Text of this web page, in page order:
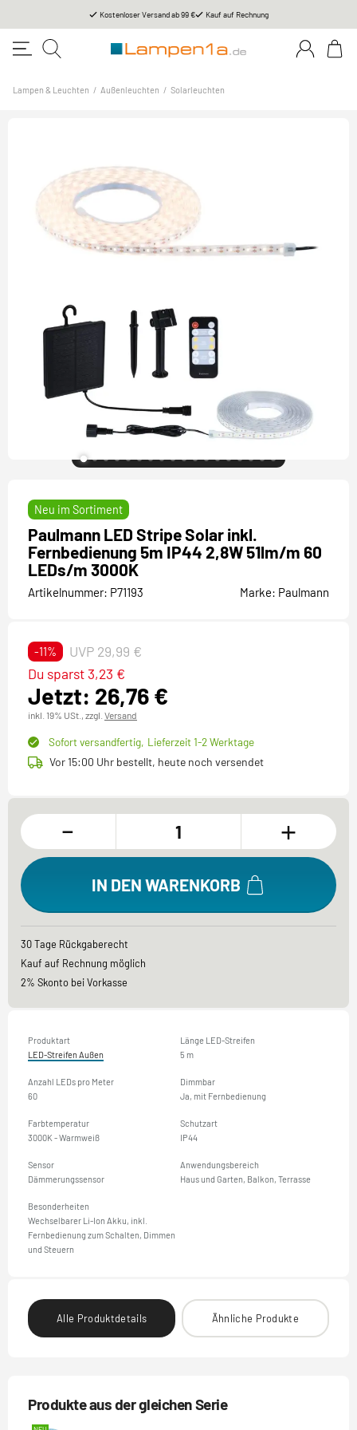
Kostenloser Versand ab 99 € Kauf auf Rechnung
Lampen & Leuchten / Außenleuchten / Solarleuchten
Neu im Sortiment
Paulmann LED Stripe Solar inkl.
Fernbedienung 5m IP44 2,8W 51lm/m 60
LEDs/m 3000K
Artikelnummer: P71193 Marke: Paulmann
-11% UVP 29,99 €
Jetzt: 26,76 €
Du sparst 3,23 €
inkl. 19% USt., zzgl. Versand
Sofort versandfertig, Lieferzeit 1-2 Werktage
Vor 15:00 Uhr bestellt, heute noch versendet
- +
IN DEN WARENKORB
30 Tage Rückgaberecht
Kauf auf Rechnung möglich
2% Skonto bei Vorkasse
Produktart
LED-Streifen Außen
Länge LED-Streifen
5 m
Anzahl LEDs pro Meter
60
Dimmbar
Ja, mit Fernbedienung
Farbtemperatur
3000K - Warmweiß
Schutzart
IP44
Sensor
Dämmerungssensor
Anwendungsbereich
Haus und Garten, Balkon, Terrasse
Besonderheiten
Wechselbarer Li-Ion Akku, inkl.
Fernbedienung zum Schalten, Dimmen
und Steuern
Alle Produktdetails Ähnliche Produkte
Produkte aus der gleichen Serie